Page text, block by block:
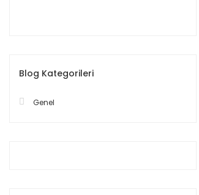
Blog Kategorileri
Genel